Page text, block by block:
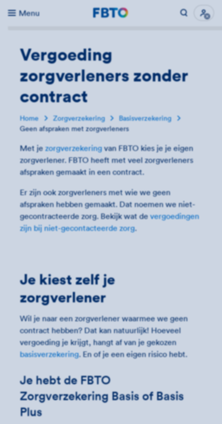
Menu
Direct naar...
Vergoeding
zorgverleners zonder
contract
Home Zorgverzekering
Basisverzekering
Geen afspraken met zorgverleners
Met jezorgverzekeringvan FBTO kies je je eigen
zorgverlener. FBTO heeft met veel zorgverleners
afspraken gemaakt in een contract.
Er zijn ook zorgverleners met wie we geen
afspraken hebben gemaakt. Dat noemen we niet-
gecontracteerde zorg. Bekijk wat devergoedingen
zijn bij niet-gecontacteerde zorg.
Je kiest zelf je
zorgverlener
Wil je naar een zorgverlener waarmee we geen
contract hebben? Dat kan natuurlijk! Hoeveel
vergoeding je krijgt, hangt af van je gekozen
basisverzekering. En of je een eigen risico hebt.
Je hebt de FBTO
Zorgverzekering Basis of Basis
Plus